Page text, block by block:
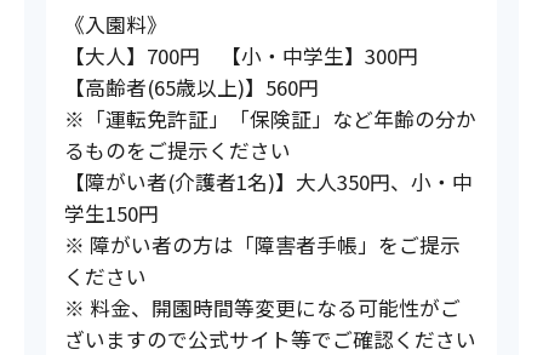
《入園料》
【大人】700円 【小・中学生】300円
【高齢者(65歳以上)】560円
※「運転免許証」「保険証」など年齢の分か
るものをご提示ください
【障がい者(介護者1名)】大人350円、小・中
学生150円
※ 障がい者の方は「障害者手帳」をご提示
ください
※ 料金、開園時間等変更になる可能性がご
ざいますので公式サイト等でご確認ください